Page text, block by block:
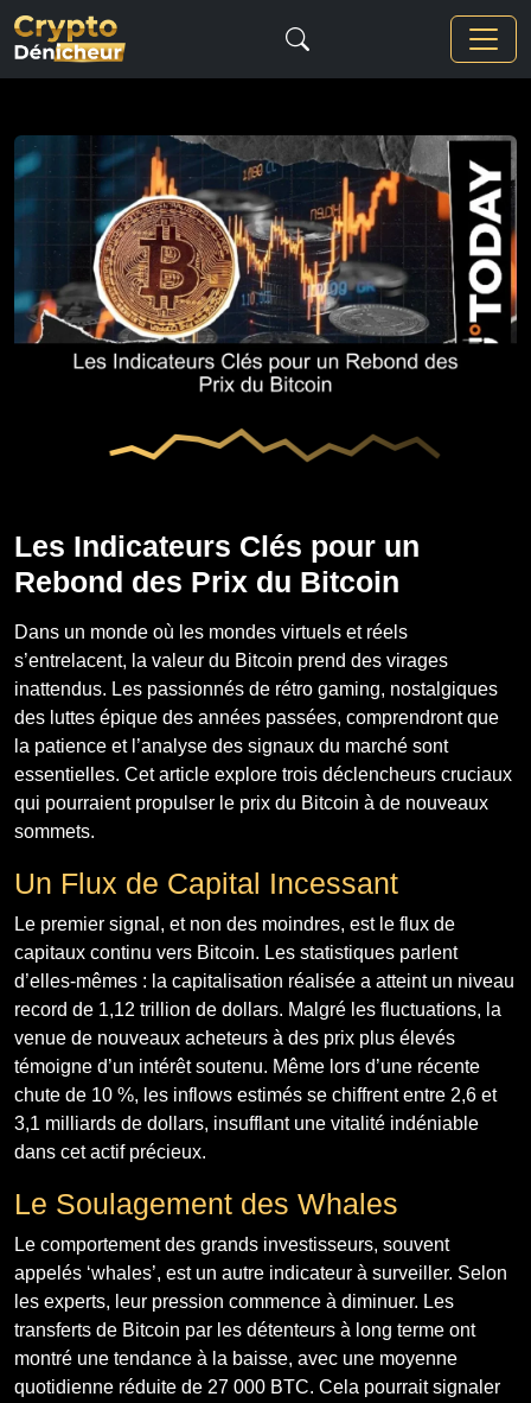
Les Indicateurs Clés pour un
Rebond des Prix du Bitcoin
Dans un monde où les mondes virtuels et réels
s’entrelacent, la valeur du Bitcoin prend des virages
inattendus. Les passionnés de rétro gaming, nostalgiques
des luttes épique des années passées, comprendront que
la patience et l’analyse des signaux du marché sont
essentielles. Cet article explore trois déclencheurs cruciaux
qui pourraient propulser le prix du Bitcoin à de nouveaux
sommets.
Un Flux de Capital Incessant
Le premier signal, et non des moindres, est le flux de
capitaux continu vers Bitcoin. Les statistiques parlent
d’elles-mêmes : la capitalisation réalisée a atteint un niveau
record de 1,12 trillion de dollars. Malgré les fluctuations, la
venue de nouveaux acheteurs à des prix plus élevés
témoigne d’un intérêt soutenu. Même lors d’une récente
chute de 10 %, les inflows estimés se chiffrent entre 2,6 et
3,1 milliards de dollars, insufflant une vitalité indéniable
dans cet actif précieux.
Le Soulagement des Whales
Le comportement des grands investisseurs, souvent
appelés ‘whales’, est un autre indicateur à surveiller. Selon
les experts, leur pression commence à diminuer. Les
transferts de Bitcoin par les détenteurs à long terme ont
montré une tendance à la baisse, avec une moyenne
quotidienne réduite de 27 000 BTC. Cela pourrait signaler